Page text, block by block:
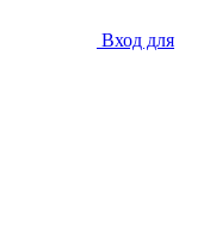
Вход для